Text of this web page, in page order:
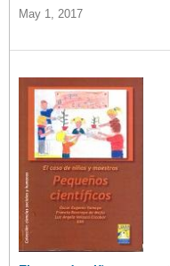
May 1, 2017